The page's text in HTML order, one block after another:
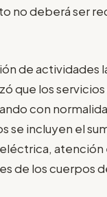
no deberá ser
de actividades
que los
con
se incluyen el
atención
de los cuerpos